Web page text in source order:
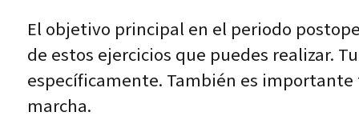
El objetivo principal en el periodo
de estos ejercicios que puedes realizar.
específicamente. También es
marcha.